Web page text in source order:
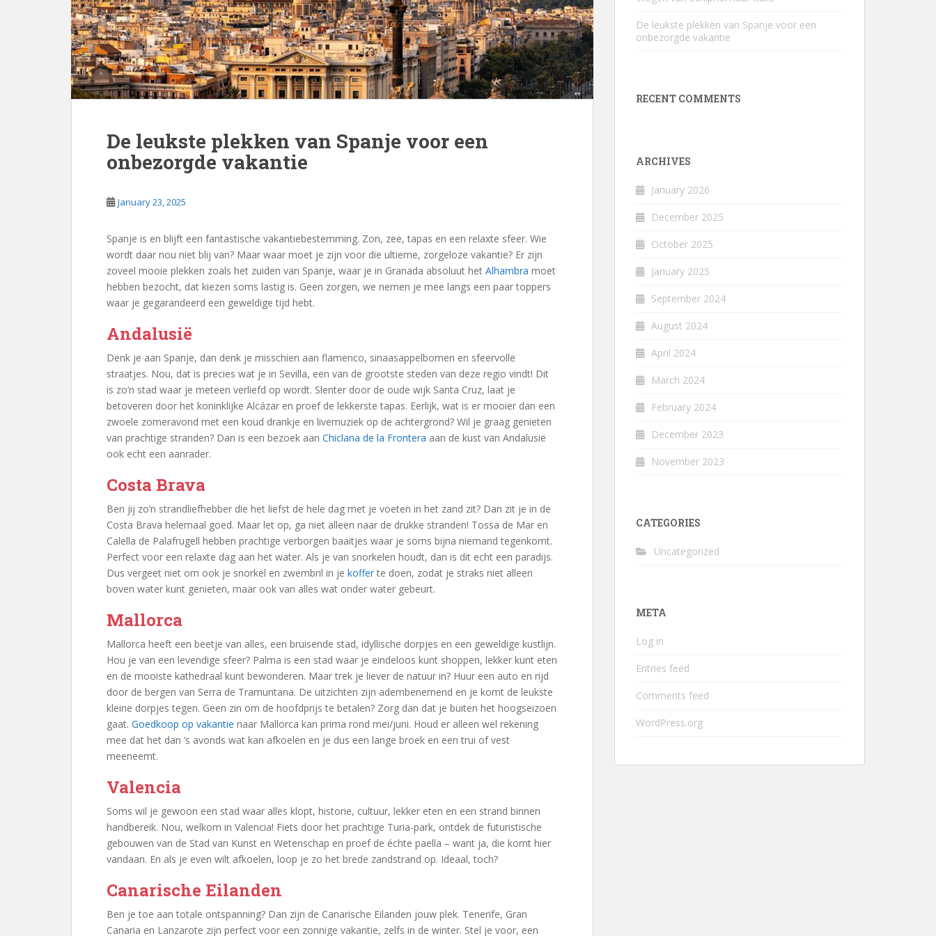
De leukste plekken van Spanje voor een
onbezorgde vakantie
January 23, 2025
Spanje is en blijft een fantastische vakantiebestemming. Zon, zee, tapas en een relaxte sfeer. Wie
wordt daar nou niet blij van? Maar waar moet je zijn voor die ultieme, zorgeloze vakantie? Er zijn
zoveel mooie plekken zoals het zuiden van Spanje, waar je in Granada absoluut het Alhambra moet
hebben bezocht, dat kiezen soms lastig is. Geen zorgen, we nemen je mee langs een paar toppers
waar je gegarandeerd een geweldige tijd hebt.
Andalusië
Denk je aan Spanje, dan denk je misschien aan flamenco, sinaasappelbomen en sfeervolle
straatjes. Nou, dat is precies wat je in Sevilla, een van de grootste steden van deze regio vindt! Dit
is zo’n stad waar je meteen verliefd op wordt. Slenter door de oude wijk Santa Cruz, laat je
betoveren door het koninklijke Alcázar en proef de lekkerste tapas. Eerlijk, wat is er mooier dan een
zwoele zomeravond met een koud drankje en livemuziek op de achtergrond? Wil je graag genieten
van prachtige stranden? Dan is een bezoek aan Chiclana de la Frontera aan de kust van Andalusië
ook echt een aanrader.
Costa Brava
Ben jij zo’n strandliefhebber die het liefst de hele dag met je voeten in het zand zit? Dan zit je in de
Costa Brava helemaal goed. Maar let op, ga niet alleen naar de drukke stranden! Tossa de Mar en
Calella de Palafrugell hebben prachtige verborgen baaitjes waar je soms bijna niemand tegenkomt.
Perfect voor een relaxte dag aan het water. Als je van snorkelen houdt, dan is dit echt een paradijs.
Dus vergeet niet om ook je snorkel en zwembril in je koffer te doen, zodat je straks niet alleen
boven water kunt genieten, maar ook van alles wat onder water gebeurt.
Mallorca
Mallorca heeft een beetje van alles, een bruisende stad, idyllische dorpjes en een geweldige kustlijn.
Hou je van een levendige sfeer? Palma is een stad waar je eindeloos kunt shoppen, lekker kunt eten
en de mooiste kathedraal kunt bewonderen. Maar trek je liever de natuur in? Huur een auto en rijd
door de bergen van Serra de Tramuntana. De uitzichten zijn adembenemend en je komt de leukste
kleine dorpjes tegen. Geen zin om de hoofdprijs te betalen? Zorg dan dat je buiten het hoogseizoen
gaat. Goedkoop op vakantie naar Mallorca kan prima rond mei/juni. Houd er alleen wel rekening
mee dat het dan ‘s avonds wat kan afkoelen en je dus een lange broek en een trui of vest
meeneemt.
Valencia
Soms wil je gewoon een stad waar alles klopt, historie, cultuur, lekker eten en een strand binnen
handbereik. Nou, welkom in Valencia! Fiets door het prachtige Turia-park, ontdek de futuristische
gebouwen van de Stad van Kunst en Wetenschap en proef de échte paella – want ja, die komt hier
vandaan. En als je even wilt afkoelen, loop je zo het brede zandstrand op. Ideaal, toch?
Canarische Eilanden
Ben je toe aan totale ontspanning? Dan zijn de Canarische Eilanden jouw plek. Tenerife, Gran
Canaria en Lanzarote zijn perfect voor een zonnige vakantie, zelfs in de winter. Stel je voor, een
De leukste plekken van Spanje voor een
onbezorgde vakantie
RECENT COMMENTS
ARCHIVES
January 2026
December 2025
October 2025
January 2025
September 2024
August 2024
April 2024
March 2024
February 2024
December 2023
November 2023
CATEGORIES
Uncategorized
META
Log in
Entries feed
Comments feed
WordPress.org